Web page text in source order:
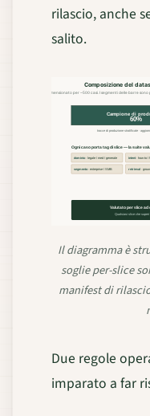
rilascio, anche
salito.
Composizione del
Dimensionato per ~500 casi. I segmenti delle barre
Campione di
60%
tracce di produzione stratificate ·
Ogni caso porta tag di slice — la suite
dominio· legale / med / generale intent· how-to /
segmento· enterprise / SMB retrieval·
Valutato per slice ad
Qualsiasi slice che superi
Il diagramma è
soglie per-slice
manifest di
Due regole
imparato a far